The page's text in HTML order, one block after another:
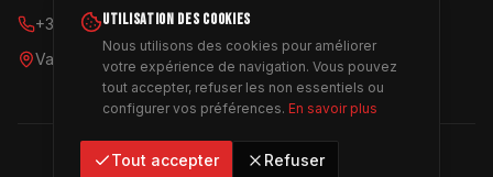
+34 641 23 11 24
Valencia, España
©2026Coyote Rent. Tous droits réservés.
UTILISATION DES COOKIES
Nous utilisons des cookies pour améliorer
votre expérience de navigation. Vous pouvez
tout accepter, refuser les non essentiels ou
configurer vos préférences. En savoir plus
Tout accepter Refuser